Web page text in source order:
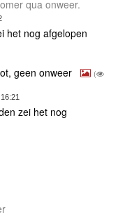
qua onweer.
het nog afgelopen
geen onweer
(
zei het nog